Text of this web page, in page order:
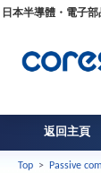
日本半導體・電子
返回主頁
Top > Passive